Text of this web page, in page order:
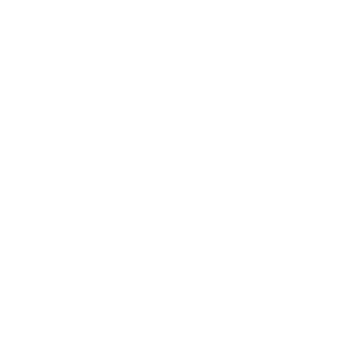
| BÉRLÉSFELKÉSZÍTŐ TANFOLYAM 2025
30. | április 12-13. | április 26-27. | május 3-4. | május 12-13. |
4-5.
TANFOLYAM ÁRA
tematika